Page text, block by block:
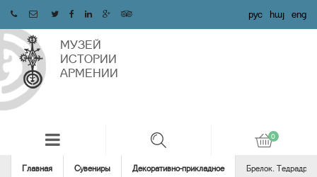
рус հայ eng
МУЗЕЙ
ИСТОРИИ
АРМЕНИИ
Главная Сувениры Декоративно-прикладное Брелок․